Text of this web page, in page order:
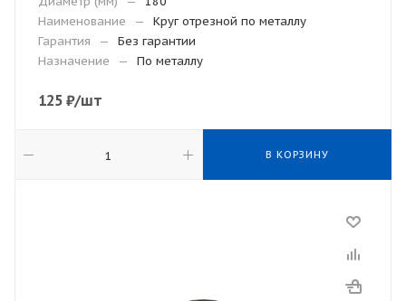
Наименование
—
Круг отрезной по металлу
Гарантия
—
Без гарантии
Назначение
— По металлу
125 ₽/шт
В КОРЗИНУ